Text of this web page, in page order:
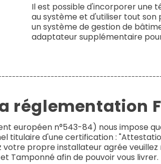
Il est possible d'incorporer une
au système et d'utiliser tout
un système de gestion de
adaptateur supplémentaire
réglementation
européen n°543-84) nous impose
titulaire d'une certification :
votre propre installateur agrée
et Tamponné afin de pouvoir vous livrer.